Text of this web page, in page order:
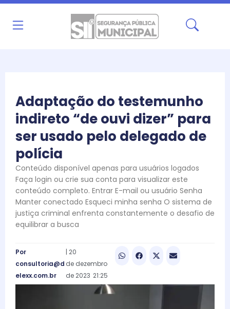
Ir
Adaptação do testemunho
indireto “de ouvi dizer” para
ser usado pelo delegado de
polícia
Conteúdo disponível apenas para usuários logados
Faça login ou crie sua conta para visualizar este
conteúdo completo. Entrar E-mail ou usuário Senha
Manter conectado Esqueci minha senha O sistema de
justiça criminal enfrenta constantemente o desafio de
equilibrar a busca
Por
consultoria@d
elexx.com.br
| 20
de dezembro
de 2023 21:25